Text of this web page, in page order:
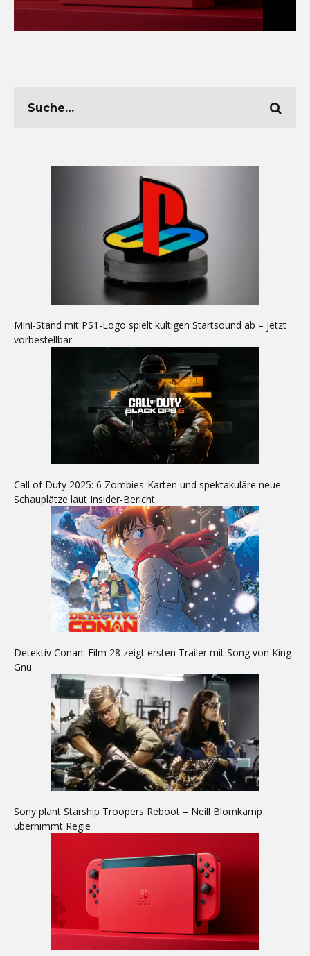
Mini-Stand mit PS1-Logo spielt kultigen Startsound ab – jetzt
vorbestellbar
Call of Duty 2025: 6 Zombies-Karten und spektakuläre neue
Schauplätze laut Insider-Bericht
Detektiv Conan: Film 28 zeigt ersten Trailer mit Song von King
Gnu
Sony plant Starship Troopers Reboot – Neill Blomkamp
übernimmt Regie